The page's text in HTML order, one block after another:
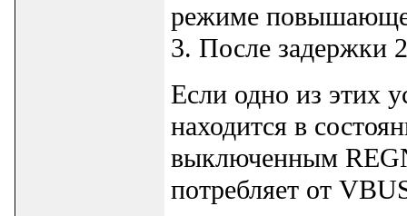
режиме
3. После задержки
Если одно из этих
находится в
выключенным
потребляет от